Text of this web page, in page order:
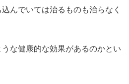
んでいては治るものも治らなく
な健康的な効果があるのかとい